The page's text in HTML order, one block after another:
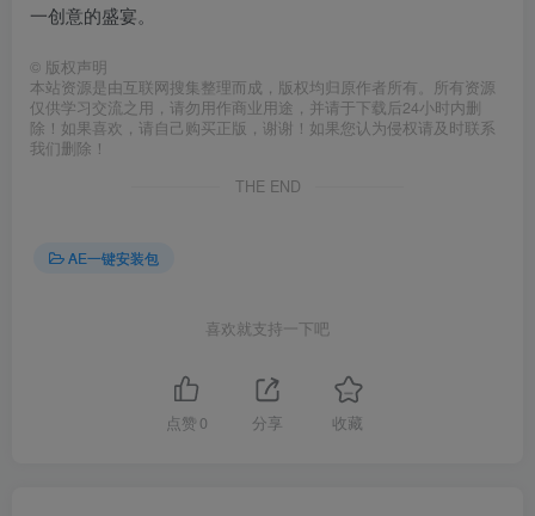
一创意的盛宴。
© 版权声明
本站资源是由互联网搜集整理而成，版权均归原作者所有。所有资源
仅供学习交流之用，请勿用作商业用途，并请于下载后24小时内删
除！如果喜欢，请自己购买正版，谢谢！如果您认为侵权请及时联系
我们删除！
THE END
AE一键安装包
喜欢就支持一下吧
点赞 0 分享 收藏